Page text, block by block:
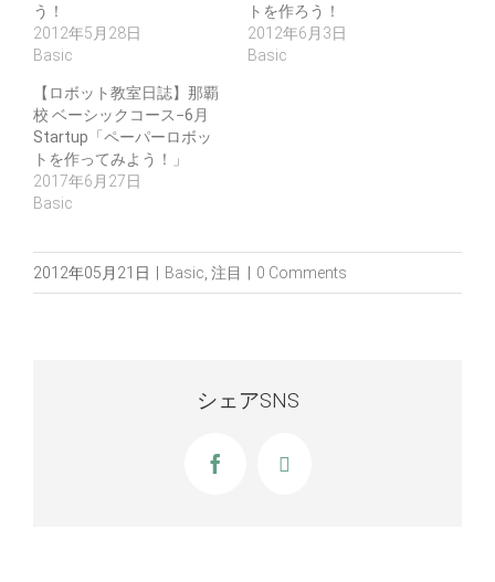
う！
2012年5月28日
Basic
トを作ろう！
2012年6月3日
Basic
【ロボット教室日誌】那覇
校 ベーシックコース−6月
Startup「ペーパーロボッ
トを作ってみよう！」
2017年6月27日
Basic
2012年05月21日 | Basic 注目 | 0 Comments
シェアSNS
Facebook
X